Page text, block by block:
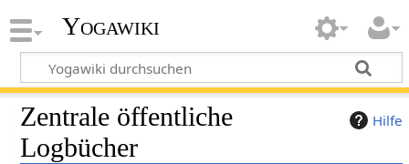
Yogawiki
Hilfe
Zentrale öffentliche
Logbücher